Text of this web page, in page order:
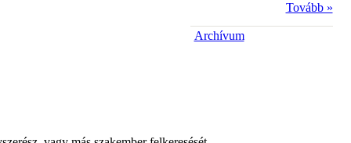
Tovább »
Archívum